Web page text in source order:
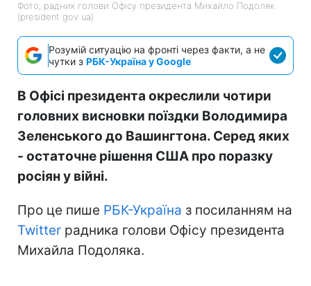
Фото; радник голови Офісу президента Михайло Подоляк
(president gov ua)
Розумій ситуацію на фронті через факти, а не
чутки з РБК-Україна у Google
В Офісі президента окреслили чотири
головних висновки поїздки Володимира
Зеленського до Вашингтона. Серед яких
- остаточне рішення США про поразку
росіян у війні.
Про це пише РБК-Україна з посиланням на
Twitter радника голови Офісу президента
Михайла Подоляка.